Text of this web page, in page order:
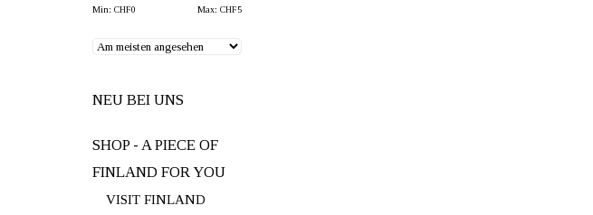
Min: CHF0 Max: CHF5
NEU BEI UNS
SHOP - A PIECE OF
FINLAND FOR YOU
VISIT FINLAND